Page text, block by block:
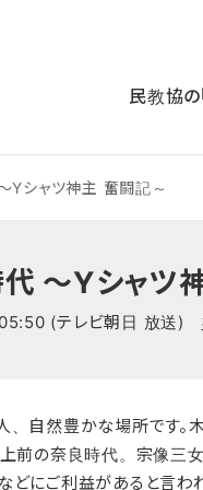
民教協の
シャツ神主 奮闘記～
～Yシャツ
(テレビ朝日 放送)
、自然豊かな場所です。
上前の奈良時代。宗像三
にご利益があると言わ